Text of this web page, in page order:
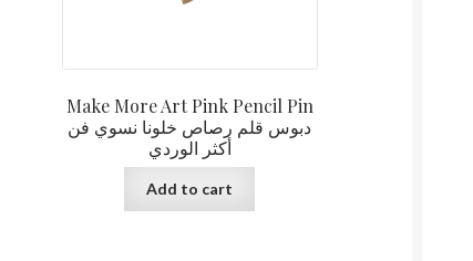
Make More Art Pink Pencil Pin
دبوس قلم رصاص خلونا نسوي فن
أكثر الوردي
Add to cart